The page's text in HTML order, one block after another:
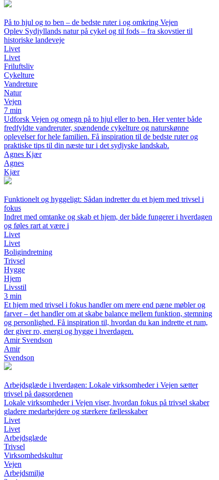
På to hjul og to ben – de bedste ruter i og omkring Vejen
Oplev Sydjyllands natur på cykel og til fods – fra skovstier til
historiske landeveje
Livet
Livet
Friluftsliv
Cykelture
Vandreture
Natur
Vejen
7 min
Udforsk Vejen og omegn på to hjul eller to ben. Her venter både
fredfyldte vandreruter, spændende cykelture og naturskønne
oplevelser for hele familien. Få inspiration til de bedste ruter og
praktiske tips til din næste tur i det sydjyske landskab.
Agnes Kjær
Agnes
Kjær
Funktionelt og hyggeligt: Sådan indretter du et hjem med trivsel i
fokus
Indret med omtanke og skab et hjem, der både fungerer i hverdagen
og føles rart at være i
Livet
Livet
Boligindretning
Trivsel
Hygge
Hjem
Livsstil
3 min
Et hjem med trivsel i fokus handler om mere end pæne møbler og
farver – det handler om at skabe balance mellem funktion, stemning
og personlighed. Få inspiration til, hvordan du kan indrette et rum,
der giver ro, energi og hygge i hverdagen.
Amir Svendson
Amir
Svendson
Arbejdsglæde i hverdagen: Lokale virksomheder i Vejen sætter
trivsel på dagsordenen
Lokale virksomheder i Vejen viser, hvordan fokus på trivsel skaber
gladere medarbejdere og stærkere fællesskaber
Livet
Livet
Arbejdsglæde
Trivsel
Virksomhedskultur
Vejen
Arbejdsmiljø